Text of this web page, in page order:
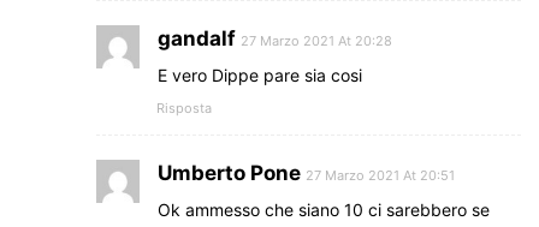
gandalf 27 Marzo 2021 At 20:28
E vero Dippe pare sia cosi
Risposta
Umberto Pone 27 Marzo 2021 At 20:51
Ok ammesso che siano 10 ci sarebbero se